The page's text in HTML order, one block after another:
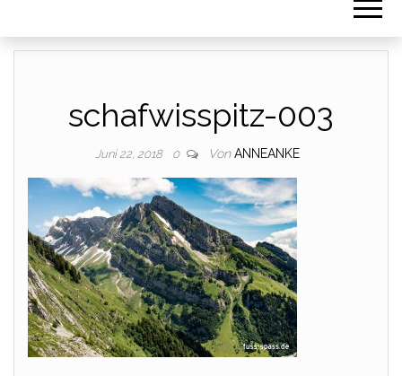
schafwisspitz-003
Juni 22, 2018 0 Von ANNEANKE